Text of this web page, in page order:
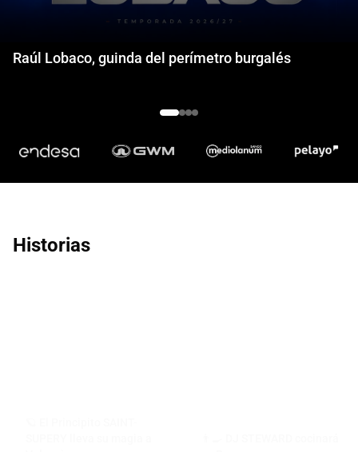
Raúl Lobaco, guinda del perímetro burgalés
Historias